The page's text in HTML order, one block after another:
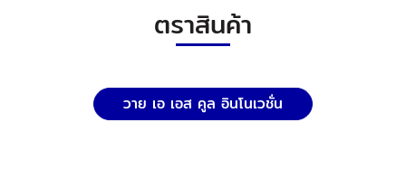
ตราสินค้า
วาย เอ เอส คูล อินโนเวชั่น